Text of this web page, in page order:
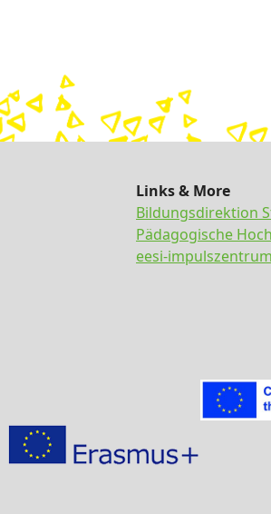
Links & More
Bildungsdirektion
Pädagogische
eesi-impulszentrum